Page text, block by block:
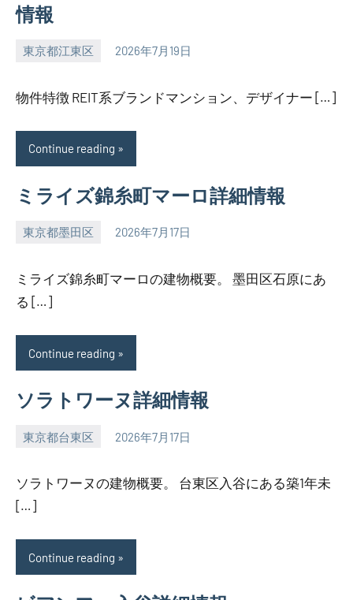
情報
東京都江東区 2026年7月19日
SEZIMO
物件特徴 REIT系ブランドマンション、デザイナー […]
Continue reading
ミライズ錦糸町マーロ詳細情報
東京都墨田区 2026年7月17日
SEZIMO
ミライズ錦糸町マーロの建物概要。 墨田区石原にあ
る […]
Continue reading
ソラトワーヌ詳細情報
東京都台東区 2026年7月17日
SEZIMO
ソラトワーヌの建物概要。 台東区入谷にある築1年未
[…]
Continue reading